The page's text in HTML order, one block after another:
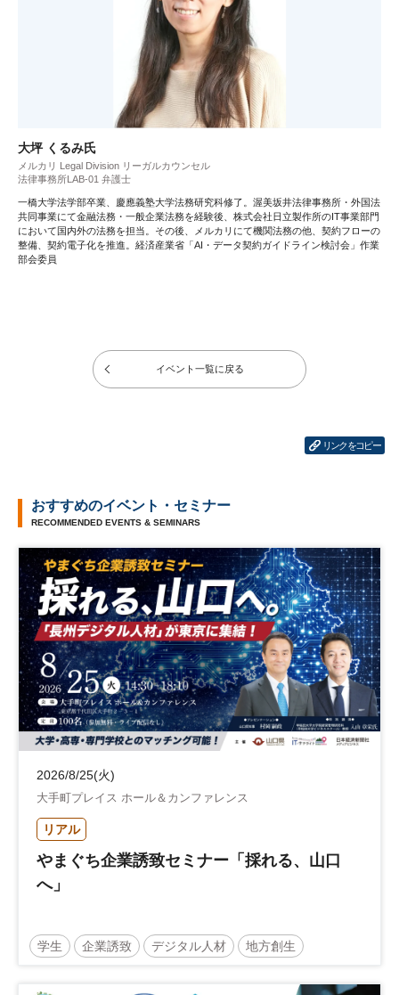
大坪 くるみ氏
メルカリ Legal Division リーガルカウンセル
法律事務所LAB-01 弁護士
一橋大学法学部卒業、慶應義塾大学法務研究科修了。渥美坂井法律事務所・外国法
共同事業にて金融法務・一般企業法務を経験後、株式会社日立製作所のIT事業部門
において国内外の法務を担当。その後、メルカリにて機関法務の他、契約フローの
整備、契約電子化を推進。経済産業省「AI・データ契約ガイドライン検討会」作業
部会委員
イベント一覧に戻る
リンクをコピー
おすすめのイベント・セミナー
RECOMMENDED EVENTS & SEMINARS
2026/8/25(火)
大手町プレイス ホール＆カンファレンス
リアル
やまぐち企業誘致セミナー「採れる、山口
へ」
学生 企業誘致 デジタル人材 地方創生